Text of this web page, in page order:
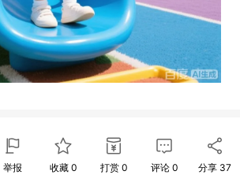
举报 收藏 0 打赏 0 评论 0 分享 37